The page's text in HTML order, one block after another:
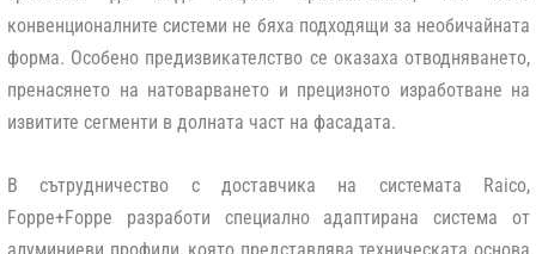
конвенционалните системи не бяха подходящи за необичайната
форма. Особено предизвикателство се оказаха отводняването,
пренасянето на натоварването и прецизното изработване на
извитите сегменти в долната част на фасадата.
В сътрудничество с доставчика на системата Raico,
Foppe+Foppe разработи специално адаптирана система от